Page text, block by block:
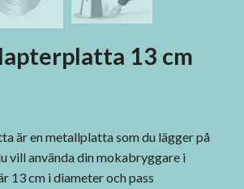
13 cm
är en metallplatta som du lägger på
vill använda din mokabryggare i
13 cm i diameter och pass